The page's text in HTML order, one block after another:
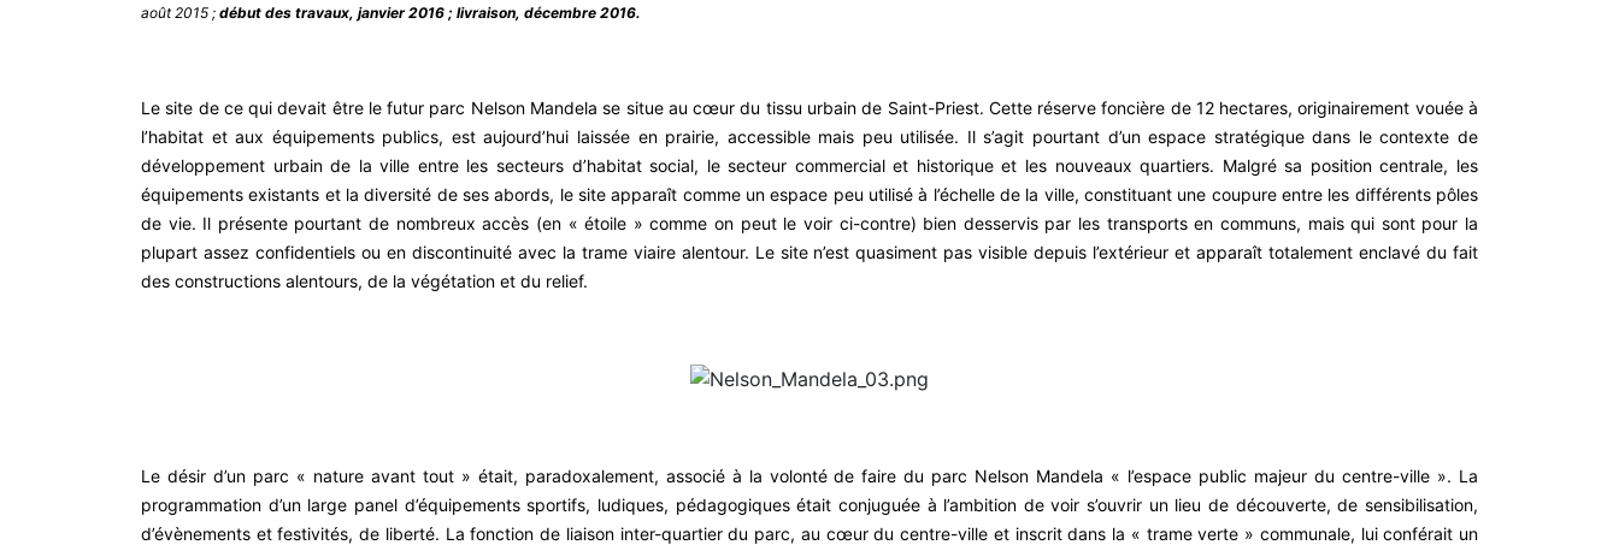
août 2015 ; début des travaux, janvier 2016 ; livraison, décembre 2016.
Le site de ce qui devait être le futur parc Nelson Mandela se situe au cœur du tissu urbain de Saint-Priest. Cette réserve foncière de 12 hectares, originairement vouée à
l’habitat et aux équipements publics, est aujourd’hui laissée en prairie, accessible mais peu utilisée. Il s’agit pourtant d’un espace stratégique dans le contexte de
développement urbain de la ville entre les secteurs d’habitat social, le secteur commercial et historique et les nouveaux quartiers. Malgré sa position centrale, les
équipements existants et la diversité de ses abords, le site apparaît comme un espace peu utilisé à l’échelle de la ville, constituant une coupure entre les différents pôles
de vie. Il présente pourtant de nombreux accès (en « étoile » comme on peut le voir ci-contre) bien desservis par les transports en communs, mais qui sont pour la
plupart assez confidentiels ou en discontinuité avec la trame viaire alentour. Le site n’est quasiment pas visible depuis l’extérieur et apparaît totalement enclavé du fait
des constructions alentours, de la végétation et du relief.
Le désir d’un parc « nature avant tout » était, paradoxalement, associé à la volonté de faire du parc Nelson Mandela « l’espace public majeur du centre-ville ». La
programmation d’un large panel d’équipements sportifs, ludiques, pédagogiques était conjuguée à l’ambition de voir s’ouvrir un lieu de découverte, de sensibilisation,
d’évènements et festivités, de liberté. La fonction de liaison inter-quartier du parc, au cœur du centre-ville et inscrit dans la « trame verte » communale, lui conférait un